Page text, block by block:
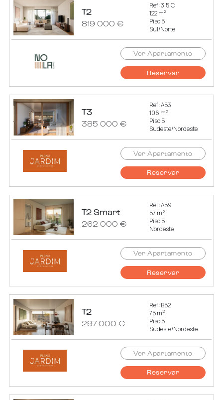
T2
819 000 €
Ref: 3.5.C
122 m2
Piso 5
Sul/Norte
Ver Apartamento
Reservar
T3
385 000 €
Ref: A53
106 m2
Piso 5
Sudeste/Nordeste
Ver Apartamento
Reservar
T2 Smart
262 000 €
Ref: A59
57 m2
Piso 5
Nordeste
Ver Apartamento
Reservar
T2
297 000 €
Ref: B52
75 m2
Piso 5
Sudeste/Nordeste
Ver Apartamento
Reservar